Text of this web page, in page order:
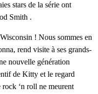
stars de la série ont
Smith .
! Nous sommes en
rend visite à ses grands-
nouvelle génération
de Kitty et le regard
rock ‘n roll ne meurent